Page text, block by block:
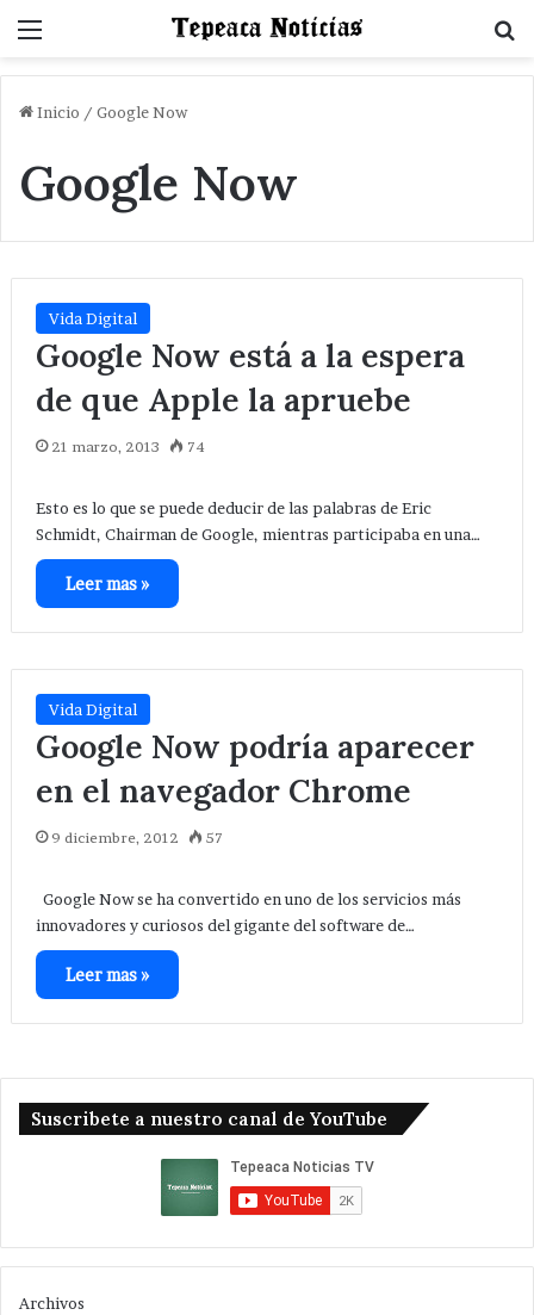
Menu
Inicio / Google Now
Google Now
Vida Digital
Google Now está a la espera
de que Apple la apruebe
21 marzo, 2013 74
Esto es lo que se puede deducir de las palabras de Eric
Schmidt, Chairman de Google, mientras participaba en una…
Leer mas »
Vida Digital
Google Now podría aparecer
en el navegador Chrome
9 diciembre, 2012 57
Google Now se ha convertido en uno de los servicios más
innovadores y curiosos del gigante del software de…
Leer mas »
Suscribete a nuestro canal de YouTube
Archivos